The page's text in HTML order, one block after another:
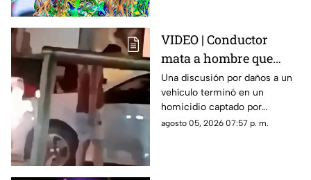
VIDEO | Conductor
mata a hombre que
rompió su espejo
retrovisor
Una discusión por daños a un
vehículo terminó en un
homicidio captado por
testigos.
agosto 05, 2026 07:57 p. m.